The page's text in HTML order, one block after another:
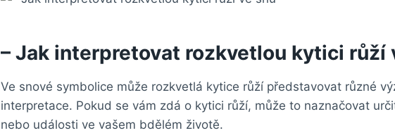
– Jak interpretovat rozkvetlou kytici růží
Ve snové symbolice může rozkvetlá kytice růží představovat různé
interpretace. Pokud se vám zdá o kytici růží, může to naznačovat
nebo události ve vašem bdělém životě.